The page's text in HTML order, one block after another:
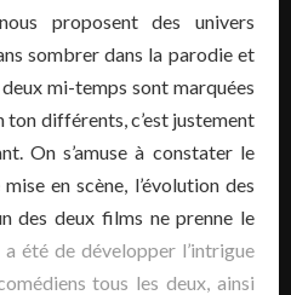
proposent des univers
sombrer dans la parodie et
mi-temps sont marquées
ton différents, c’est justement
On s’amuse à constater le
en scène, l’évolution des
des deux films ne prenne le
a été de développer l’intrigue
tous les deux, ainsi